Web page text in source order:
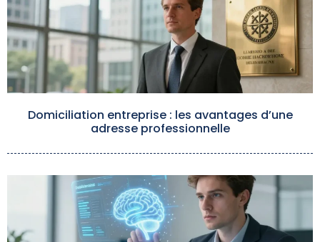
Domiciliation entreprise : les avantages d’une
adresse professionnelle